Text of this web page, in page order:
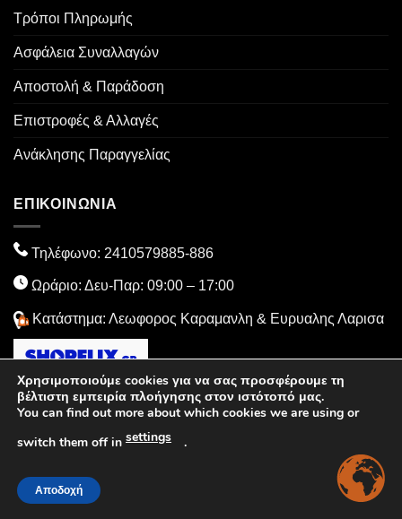
Τρόποι Πληρωμής
Ασφάλεια Συναλλαγών
Αποστολή & Παράδοση
Επιστροφές & Αλλαγές
Ανάκλησης Παραγγελίας
ΕΠΙΚΟΙΝΩΝΙΑ
Τηλέφωνο: 2410579885-886
Ωράριο: Δευ-Παρ: 09:00 – 17:00
Κατάστημα: Λεωφορος Καραμανλη & Ευρυαλης Λαρισα
Visa MasterCard
On
Delivery
Copyright 2026 © EGNITE
Χρησιμοποιούμε cookies για να σας προσφέρουμε τη
βέλτιστη εμπειρία πλοήγησης στον ιστότοπό μας.
You can find out more about which cookies we are using or
switch them off in settings .
Αποδοχή